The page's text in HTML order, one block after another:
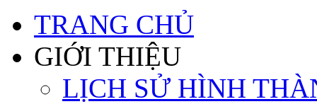
TRANG CHỦ
GIỚI THIỆU
LỊCH SỬ HÌNH